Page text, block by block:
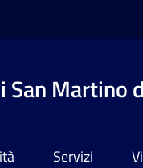
San Martino
Servizi